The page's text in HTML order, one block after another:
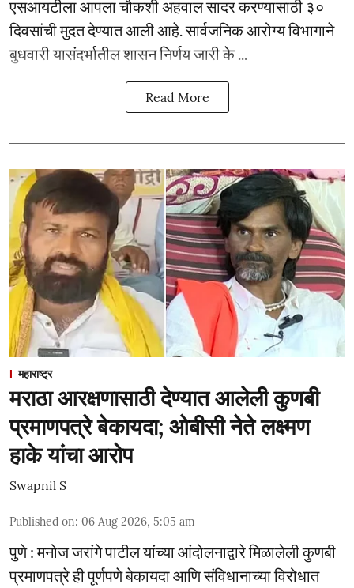
एसआयटीला आपला चौकशी अहवाल सादर करण्यासाठी ३०
दिवसांची मुदत देण्यात आली आहे. सार्वजनिक आरोग्य विभागाने
बुधवारी यासंदर्भातील शासन निर्णय जारी के ...
Read More
महाराष्ट्र
मराठा आरक्षणासाठी देण्यात आलेली कुणबी
प्रमाणपत्रे बेकायदा; ओबीसी नेते लक्ष्मण
हाके यांचा आरोप
Swapnil S
Published on: 06 Aug 2026, 5:05 am
पुणे : मनोज जरांगे पाटील यांच्या आंदोलनाद्वारे मिळालेली कुणबी
प्रमाणपत्रे ही पूर्णपणे बेकायदा आणि संविधानाच्या विरोधात